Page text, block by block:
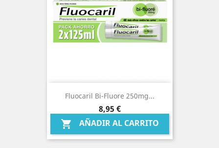
Fluocaril Bi-Fluore 250mg...
Precio
8,95 €
 AÑADIR AL CARRITO